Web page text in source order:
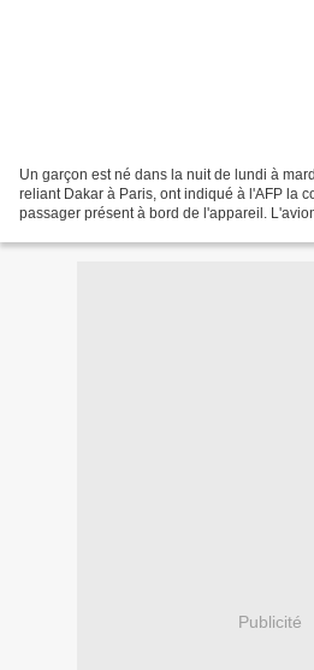
Un garçon est né dans la nuit de lundi à
reliant Dakar à Paris, ont indiqué à l'AFP la
passager présent à bord de l'appareil.
Publicité